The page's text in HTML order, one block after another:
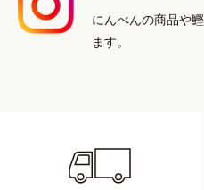
にんべんの商品や
ます。